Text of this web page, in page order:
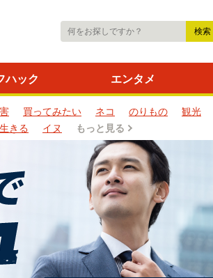
ハック エンタメ
買ってみたい ネコ のりもの 観光
きる イヌ もっと見る